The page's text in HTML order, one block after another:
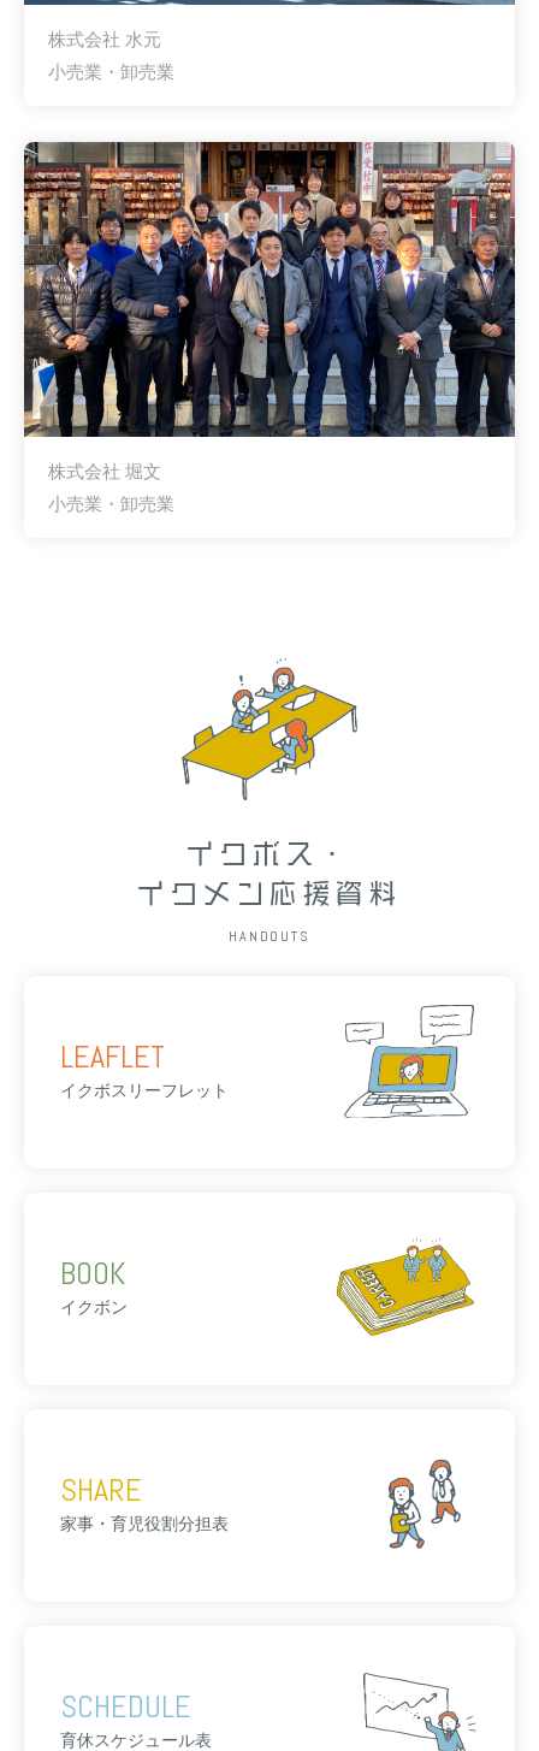
株式会社 水元
小売業・卸売業
株式会社 堀文
小売業・卸売業
イクボス・
イクメン応援資料
HANDOUTS
LEAFLET
イクボスリーフレット
BOOK
イクボン
SHARE
家事・育児役割分担表
SCHEDULE
育休スケジュール表